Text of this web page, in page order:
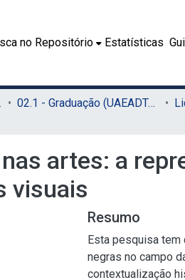
no Repositório Estatísticas
02.1 - Graduação (UAEADTec)
artes: a
visuais
Resumo
Esta pesquisa
negras no campo
contextualização